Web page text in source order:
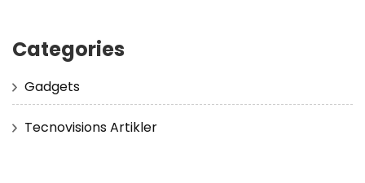
Categories
Gadgets
Tecnovisions Artikler